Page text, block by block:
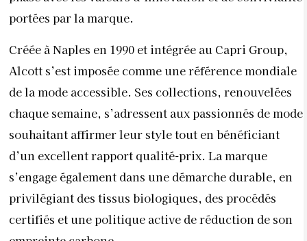
portées par la marque.
Créée à Naples en 1990 et intégrée au Capri Group,
Alcott s’est imposée comme une référence mondiale
de la mode accessible. Ses collections, renouvelées
chaque semaine, s’adressent aux passionnés de mode
souhaitant affirmer leur style tout en bénéficiant
d’un excellent rapport qualité-prix. La marque
s’engage également dans une démarche durable, en
privilégiant des tissus biologiques, des procédés
certifiés et une politique active de réduction de son